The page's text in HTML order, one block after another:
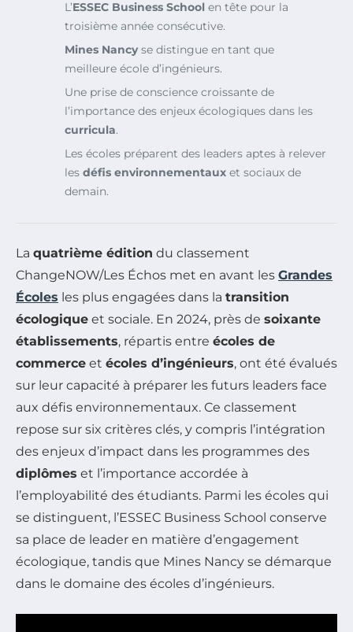
L’ESSEC Business School en tête pour la
troisième année consécutive.
Mines Nancyse distingue en tant que
meilleure école d’ingénieurs.
Une prise de conscience croissante de
l’importance des enjeux écologiques dans les
curricula.
Les écoles préparent des leaders aptes à relever
les défis environnementaux et sociaux de
demain.
La quatrième édition du classement
ChangeNOW/Les Échos met en avant les Grandes
Écoles les plus engagées dans la transition
écologique et sociale. En 2024, près de soixante
établissements, répartis entre écoles de
commerce et écoles d’ingénieurs, ont été évalués
sur leur capacité à préparer les futurs leaders face
aux défis environnementaux. Ce classement
repose sur six critères clés, y compris l’intégration
des enjeux d’impact dans les programmes des
diplômes et l’importance accordée à
l’employabilité des étudiants. Parmi les écoles qui
se distinguent, l’ESSEC Business School conserve
sa place de leader en matière d’engagement
écologique, tandis que Mines Nancy se démarque
dans le domaine des écoles d’ingénieurs.